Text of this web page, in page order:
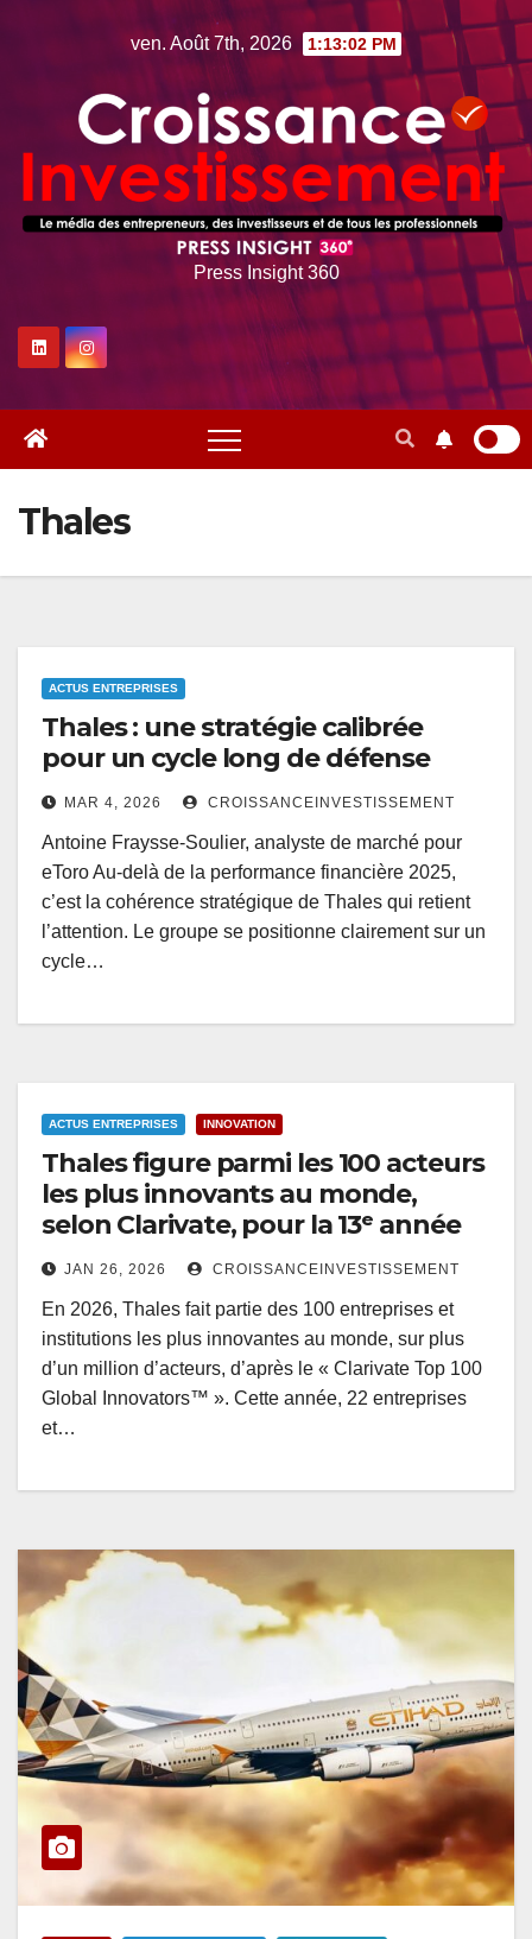
ven. Août 7th, 2026 1:13:03 PM
Press Insight 360
Thales
ACTUS ENTREPRISES
Thales : une stratégie calibrée
pour un cycle long de défense
MAR 4, 2026 CROISSANCEINVESTISSEMENT
Antoine Fraysse-Soulier, analyste de marché pour
eToro Au-delà de la performance financière 2025,
c’est la cohérence stratégique de Thales qui retient
l’attention. Le groupe se positionne clairement sur un
cycle…
ACTUS ENTREPRISES INNOVATION
Thales figure parmi les 100 acteurs
les plus innovants au monde,
selon Clarivate, pour la 13ᵉ année
JAN 26, 2026 CROISSANCEINVESTISSEMENT
En 2026, Thales fait partie des 100 entreprises et
institutions les plus innovantes au monde, sur plus
d’un million d’acteurs, d’après le « Clarivate Top 100
Global Innovators™ ». Cette année, 22 entreprises
et…